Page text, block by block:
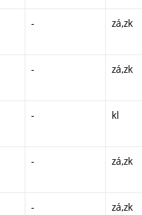
- zá,zk
- zá,zk
- kl
- zá,zk
- zá,zk